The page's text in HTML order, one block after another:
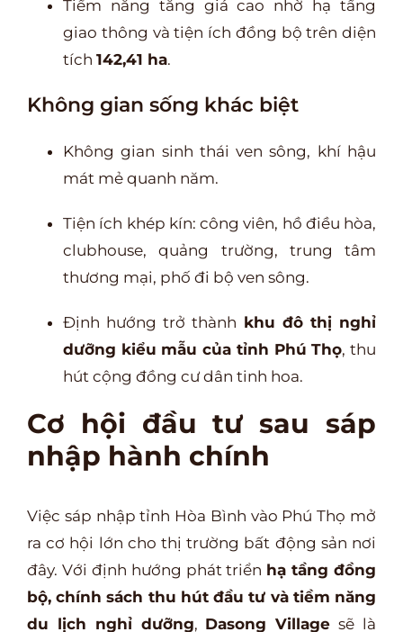
Tiềm năng tăng giá cao nhờ hạ tầng
giao thông và tiện ích đồng bộ trên diện
tích 142,41 ha.
Không gian sống khác biệt
Không gian sinh thái ven sông, khí hậu
mát mẻ quanh năm.
Tiện ích khép kín: công viên, hồ điều hòa,
clubhouse, quảng trường, trung tâm
thương mại, phố đi bộ ven sông.
Định hướng trở thành khu đô thị nghỉ
dưỡng kiểu mẫu của tỉnh Phú Thọ, thu
hút cộng đồng cư dân tinh hoa.
Cơ hội đầu tư sau sáp
nhập hành chính
Việc sáp nhập tỉnh Hòa Bình vào Phú Thọ mở
ra cơ hội lớn cho thị trường bất động sản nơi
đây. Với định hướng phát triển hạ tầng đồng
bộ, chính sách thu hút đầu tư và tiềm năng
du lịch nghỉ dưỡng, Dasong Village sẽ là